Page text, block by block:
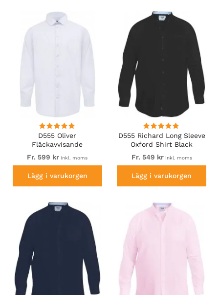
D555 Oliver
Fläckavvisande
Lättstruken
Stretchskjorta med Lång
Ärm Vit
Fr. 599 kr inkl. moms
Lägg i varukorgen
D555 Richard Long Sleeve
Oxford Shirt Black
Fr. 549 krinkl. moms
Lägg i varukorgen